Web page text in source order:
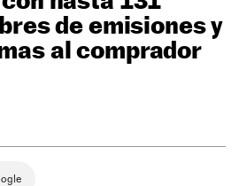
de emisiones y
al comprador